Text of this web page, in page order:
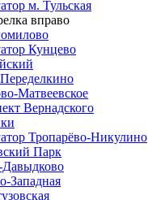
м. Тульская
Кунцево
Матвеевское
Вернадского
Тропарёво-Никулино
Парк
Западная